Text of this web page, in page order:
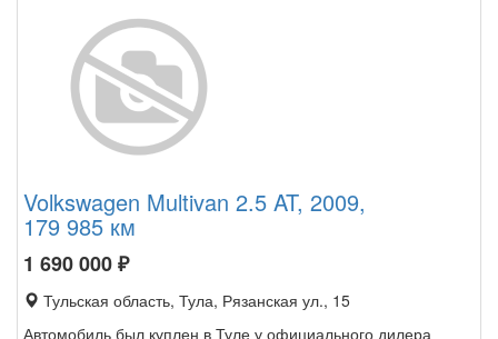
Volkswagen Multivan 2.5 AT, 2009,
179 985 км
1 690 000₽
Тульская область, Тула, Рязанская ул., 15
Автомобиль был куплен в Туле у официального дилера